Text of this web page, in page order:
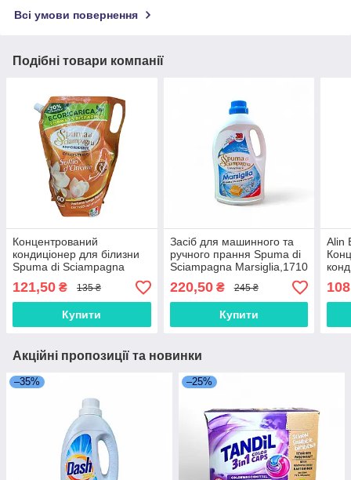
Всі умови повернення
Подібні товари компанії
Концентрований
кондиціонер для білизни
Spuma di Sciampagna
Soffio d'Oriente, 1200 мл
60 прань
121,50 ₴ 135 ₴
Купити
Засіб для машинного та
ручного прання Spuma di
Sciampagna Marsiglia,1710
мл 38 прань
220,50₴ 245 ₴
Купити
Alin
(2 л
Акційні пропозиції та новинки
–35% –25%